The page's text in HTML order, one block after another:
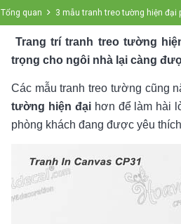
Tổng quan 3 mẫu tranh treo tường hiện đại
Trang trí tranh treo tường
trọng cho ngôi nhà lại càng
Các mẫu tranh treo tường cũng
tường hiện đạihơn để làm hài
phòng khách đang được yêu